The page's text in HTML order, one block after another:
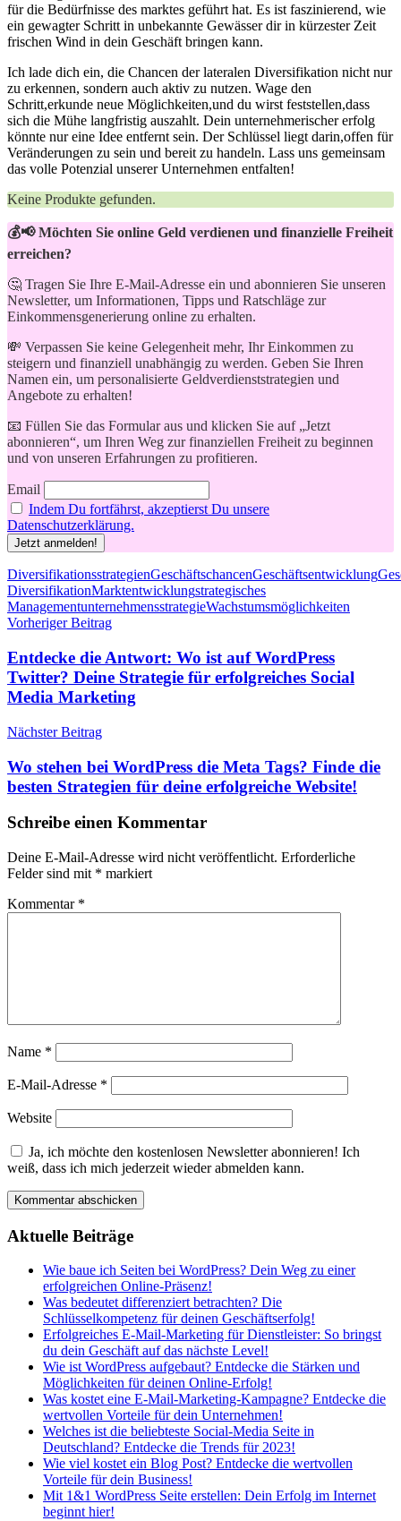
für die Bedürfnisse des marktes geführt ‌hat. Es ist faszinierend, ‍wie
ein gewagter Schritt in unbekannte Gewässer dir ⁤in kürzester Zeit
frischen Wind ⁢in dein⁤ Geschäft⁢ bringen kann.
Ich lade dich‌ ein, die⁣ Chancen der⁤ lateralen Diversifikation​ nicht nur
zu ⁤erkennen, sondern auch aktiv⁢ zu nutzen. Wage den
Schritt,erkunde neue Möglichkeiten,und du wirst feststellen,dass
sich die Mühe ‌langfristig⁣ auszahlt. Dein ​unternehmerischer erfolg⁢
könnte nur eine Idee entfernt sein. Der‍ Schlüssel‍ liegt darin,offen für
Veränderungen zu‌ sein​ und bereit zu handeln. Lass uns gemeinsam
das volle Potenzial unserer ‌Unternehmen ‍entfalten!
Keine Produkte gefunden.
💰📢 Möchten Sie online Geld verdienen und finanzielle Freiheit
erreichen?
🤔 Tragen Sie Ihre E-Mail-Adresse ein und abonnieren Sie unseren
Newsletter, um Informationen, Tipps und Ratschläge zur
Einkommensgenerierung online zu erhalten.
💸 Verpassen Sie keine Gelegenheit mehr, Ihr Einkommen zu
steigern und finanziell unabhängig zu werden. Geben Sie Ihren
Namen ein, um personalisierte Geldverdienststrategien und
Angebote zu erhalten!
📧 Füllen Sie das Formular aus und klicken Sie auf „Jetzt
abonnieren“, um Ihren Weg zur finanziellen Freiheit zu beginnen
und von unseren Erfahrungen zu profitieren.
Email
Indem Du fortfährst, akzeptierst Du unsere
Datenschutzerklärung.
Schlagwörter
DiversifikationsstrategienGeschäftschancenGeschäftsentwicklung
DiversifikationMarktentwicklungstrategisches
ManagementunternehmensstrategieWachstumsmöglichkeiten
Beitragsnavigation
Vorheriger Beitrag
Entdecke die Antwort: Wo ist auf WordPress
Twitter? Deine Strategie für erfolgreiches Social
Media Marketing
Nächster Beitrag
Wo stehen bei WordPress die Meta Tags? Finde die
besten Strategien für deine erfolgreiche Website!
Schreibe einen Kommentar
Deine E-Mail-Adresse wird nicht veröffentlicht. Erforderliche
Felder sind mit * markiert
Kommentar *
Name *
E-Mail-Adresse *
Website
Ja, ich möchte den kostenlosen Newsletter abonnieren! Ich
weiß, dass ich mich jederzeit wieder abmelden kann.
Aktuelle Beiträge
Wie baue ich Seiten bei WordPress? Dein Weg zu einer
erfolgreichen Online-Präsenz!
Was bedeutet differenziert betrachten? Die
Schlüsselkompetenz für deinen Geschäftserfolg!
Erfolgreiches E-Mail-Marketing für Dienstleister: So bringst
du dein Geschäft auf das nächste Level!
Wie ist WordPress aufgebaut? Entdecke die Stärken und
Möglichkeiten für deinen Online-Erfolg!
Was kostet eine E-Mail-Marketing-Kampagne? Entdecke die
wertvollen Vorteile für dein Unternehmen!
Welches ist die beliebteste Social-Media Seite in
Deutschland? Entdecke die Trends für 2023!
Wie viel kostet ein Blog Post? Entdecke die wertvollen
Vorteile für dein Business!
Mit 1&1 WordPress Seite erstellen: Dein Erfolg im Internet
beginnt hier!